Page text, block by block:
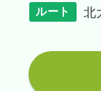
ルート 北